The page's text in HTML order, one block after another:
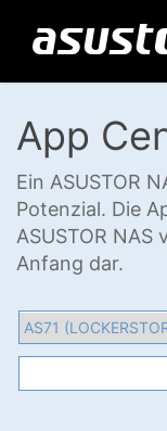
App
Ein ASUSTOR
Potenzial. Die
ASUSTOR
Anfang dar.